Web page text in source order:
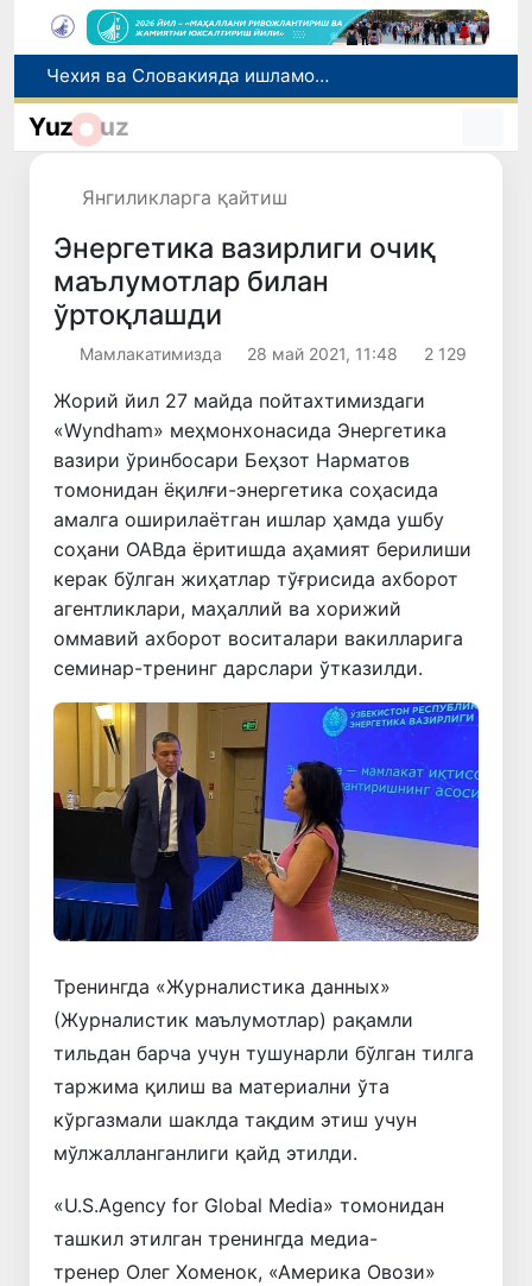
Боланинг фамилиясига отасининг исмини беришга рухсат берилади
Беҳруз Каримов фаолиятини Швейцариянинг «Лугано» клубида давом эттиради
Yuz uz
Янгиликларга қайтиш
Энергетика вазирлиги очиқ
маълумотлар билан
ўртоқлашди
Мамлакатимизда 28 май 2021, 11:48 2 129
Жорий йил 27 майда пойтахтимиздаги
«Wyndham» меҳмонхонасида Энергетика
вазири ўринбосари Беҳзот Нарматов
томонидан ёқилғи-энергетика соҳасида
амалга оширилаётган ишлар ҳамда ушбу
соҳани ОАВда ёритишда аҳамият берилиши
керак бўлган жиҳатлар тўғрисида ахборот
агентликлари, маҳаллий ва хорижий
оммавий ахборот воситалари вакилларига
семинар-тренинг дарслари ўтказилди.
Тренингда «Журналистика данных»
(Журналистик маълумотлар) рақамли
тильдан барча учун тушунарли бўлган тилга
таржима қилиш ва материални ўта
кўргазмали шаклда тақдим этиш учун
мўлжалланганлиги қайд этилди.
«U.S.Agency for Global Media» томонидан
ташкил этилган тренингда медиа-
тренер Олег Хоменок, «Америка Овози»